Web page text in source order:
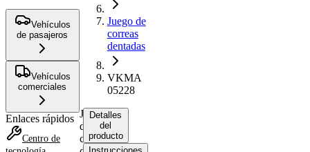
Vehículos
de pasajeros
Vehículos
comerciales
Enlaces rápidos
Centro de
Juego de
correas
dentadas
VKMA
05228
Juego
de
correas
Detalles
del
producto